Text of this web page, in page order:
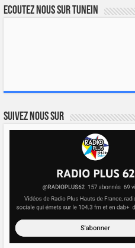
Ecoutez nous sur TuneIn
Suivez nous sur